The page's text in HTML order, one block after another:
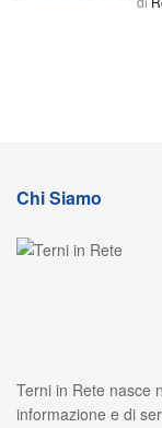
Chi Siamo
Terni in Rete nasce
informazione e di